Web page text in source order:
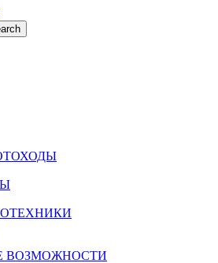
ВОЗМОЖНОСТИ